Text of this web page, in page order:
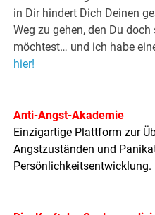
in Dir hindert Dich Deinen
Weg zu gehen, den Du doch
möchtest… und ich habe
hier!
Anti-Angst-Akademie
Einzigartige Plattform zur
Angstzuständen und
Persönlichkeitsentwicklung.